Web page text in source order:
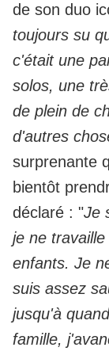
de son duo
toujours su
c'était une
solos, une
de plein de
d'autres
surprenante
bientôt
déclaré : "Je
je ne
enfants. Je
suis assez
jusqu'à
famille,